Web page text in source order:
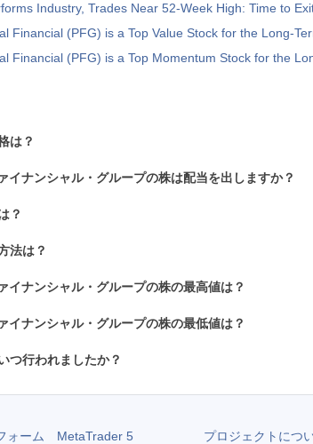
Industry, Trades Near 52-Week High: Time to
Financial (PFG) is a Top Value Stock for the Long-
Financial (PFG) is a Top Momentum Stock for the
は？
イナンシャル・グループの株は配当を出しますか？
？
法は？
イナンシャル・グループの株の最高値は？
イナンシャル・グループの株の最低値は？
つ行われましたか？
ォーム MetaTrader 5
プロジェクトにつ